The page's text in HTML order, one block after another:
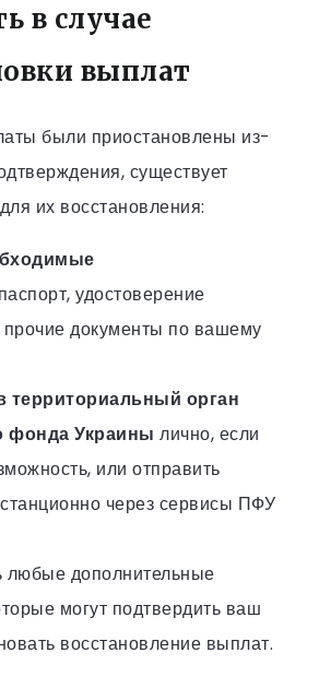
в случае
выплат
были приостановлены из-
существует
их восстановления:
удостоверение
документы по вашему
территориальный орган
фонда Украины лично, если
или отправить
через сервисы ПФУ
любые дополнительные
могут подтвердить ваш
восстановление выплат.